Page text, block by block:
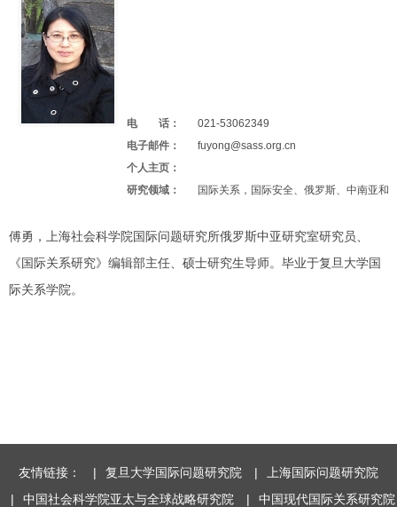
电 话：
021-53062349
电子邮件：
fuyong@sass.org.cn
个人主页：
研究领域：
国际关系，国际安全、俄罗斯、中南亚和
傅勇，上海社会科学院国际问题研究所俄罗斯中亚研究室研究员、
《国际关系研究》编辑部主任、硕士研究生导师。毕业于复旦大学国
际关系学院。
友情链接： | 复旦大学国际问题研究院 |
上海国际问题研究院
|
中国社会科学院亚太与全球战略研究院 | 中国现代国际关系研究院